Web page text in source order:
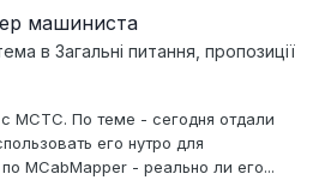
машиниста
в Загальні питання, пропозиції
МСТС. По теме - сегодня отдали
его нутро для
MCabMapper - реально ли его...